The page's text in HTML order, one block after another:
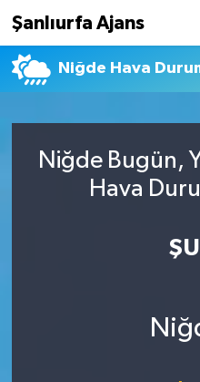
Şanlıurfa Ajans
Niğde Hava
Niğde Bugün,
Hava
Nöbetçi Eczaneler
Namaz Vakitleri
Süper Lig Puan